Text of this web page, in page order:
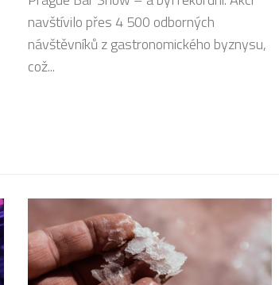
navštívilo přes 4 500 odborných
návštěvníků z gastronomického byznysu,
což...